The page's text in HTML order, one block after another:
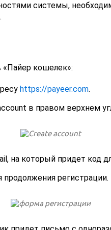
системы,
кошелек»:
https://payeer.com.
в правом верхнем
на который придет код
регистрации.